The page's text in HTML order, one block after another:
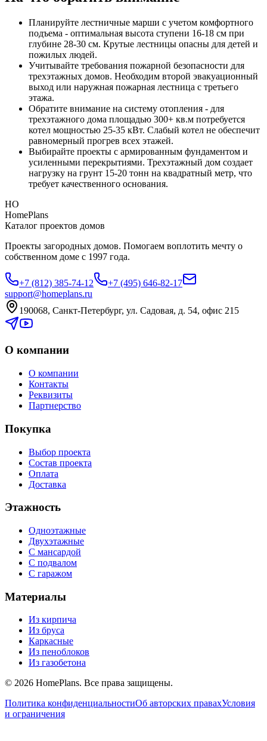
Планируйте лестничные марши с учетом комфортного
подъема - оптимальная высота ступени 16-18 см при
глубине 28-30 см. Крутые лестницы опасны для детей и
пожилых людей.
Учитывайте требования пожарной безопасности для
трехэтажных домов. Необходим второй эвакуационный
выход или наружная пожарная лестница с третьего
этажа.
Обратите внимание на систему отопления - для
трехэтажного дома площадью 300+ кв.м потребуется
котел мощностью 25-35 кВт. Слабый котел не обеспечит
равномерный прогрев всех этажей.
Выбирайте проекты с армированным фундаментом и
усиленными перекрытиями. Трехэтажный дом создает
нагрузку на грунт 15-20 тонн на квадратный метр, что
требует качественного основания.
HO
HomePlans
Каталог проектов домов
Проекты загородных домов. Помогаем воплотить мечту о
собственном доме с 1997 года.
+7 (812) 385-74-12
+7 (495) 646-82-17
support@homeplans.ru
190068, Санкт-Петербург, ул. Садовая, д. 54, офис 215
О компании
О компании
Контакты
Реквизиты
Партнерство
Покупка
Выбор проекта
Состав проекта
Оплата
Доставка
Этажность
Одноэтажные
Двухэтажные
С мансардой
С подвалом
С гаражом
Материалы
Из кирпича
Из бруса
Каркасные
Из пеноблоков
Из газобетона
© 2026 HomePlans. Все права защищены.
Политика конфиденциальностиОб авторских правахУсловия
и ограничения